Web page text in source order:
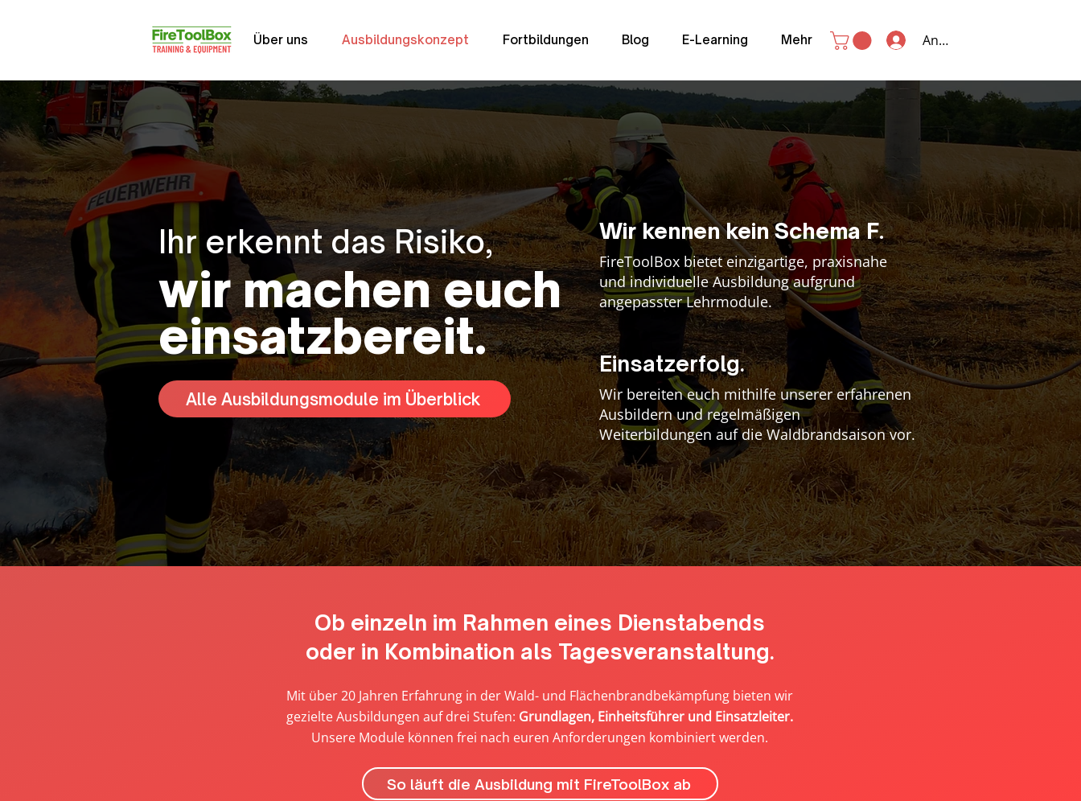
Über uns Ausbildungskonzept Fortbildungen Blog E-Learning Mehr Anmelden
Ihr erkennt das Risiko,
wir machen euch
einsatzbereit.
Alle Ausbildungsmodule im Überblick
Wir kennen kein Schema F.
FireToolBox bietet einzigartige, praxisnahe
und individuelle Ausbildung aufgrund
angepasster Lehrmodule.
Einsatzerfolg.
Wir bereiten euch mithilfe unserer erfahrenen
Ausbildern und regelmäßigen
Weiterbildungen auf die Waldbrandsaison vor.
Ob einzeln im Rahmen eines Dienstabends
oder in Kombination als Tagesveranstaltung.
Mit über 20 Jahren Erfahrung in der Wald- und Flächenbrandbekämpfung bieten wir
gezielte Ausbildungen auf drei Stufen: Grundlagen, Einheitsführer und Einsatzleiter.
Unsere Module können frei nach euren Anforderungen kombiniert werden.
So läuft die Ausbildung mit FireToolBox ab